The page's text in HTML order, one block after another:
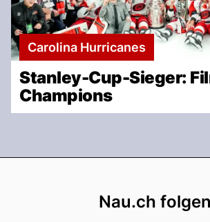
Carolina Hurricanes
Stanley-Cup-Sieger:
Champions
Nau.ch folgen